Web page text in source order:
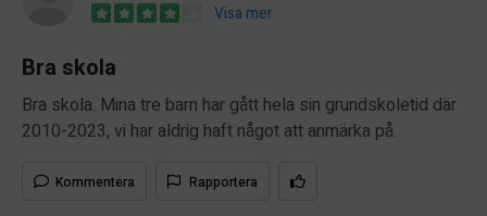
Visa mer
Bra skola
Bra skola. Mina tre barn har gått hela sin grundskoletid där
2010-2023, vi har aldrig haft något att anmärka på.
Kommentera Rapportera